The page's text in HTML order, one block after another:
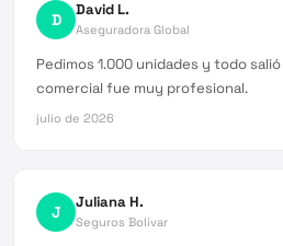
D David L.
Aseguradora Global
Pedimos 1.000 unidades y todo
comercial fue muy profesional.
julio de 2026
J Juliana H.
Seguros Bolívar